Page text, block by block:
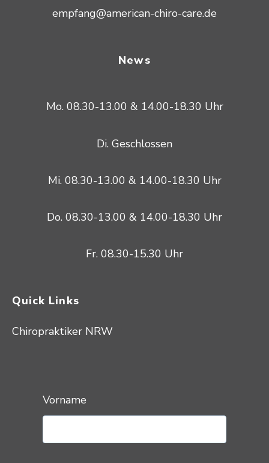
empfang@american-chiro-care.de
News
Mo. 08.30-13.00 & 14.00-18.30 Uhr
Di. Geschlossen
Mi. 08.30-13.00 & 14.00-18.30 Uhr
Do. 08.30-13.00 & 14.00-18.30 Uhr
Fr. 08.30-15.30 Uhr
Quick Links
Chiropraktiker NRW
Vorname